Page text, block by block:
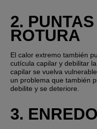
2.
ROTURA
El calor extremo también
cutícula capilar y debilitar
capilar se vuelva
un problema que también
debilite y se deteriore.
3.